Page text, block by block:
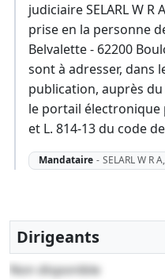
judiciaire SELARL W R
prise en la personne
Belvalette - 62200
sont à adresser, dans
publication, auprès
le portail électronique
et L. 814-13 du code
Mandataire - SELARL W R
Dirigeants
Non disponible